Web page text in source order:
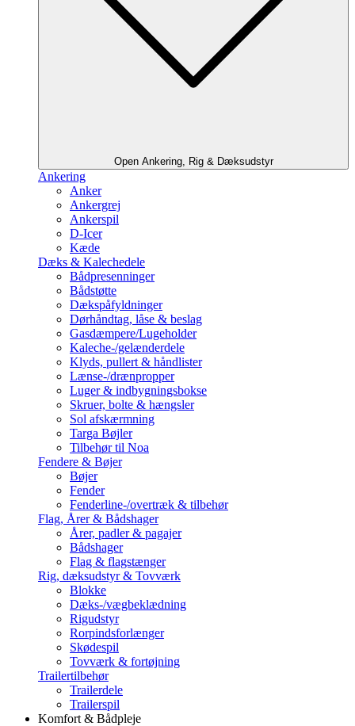
Open Ankering, Rig & Dæksudstyr
Ankering
Anker
Ankergrej
Ankerspil
D-Icer
Kæde
Dæks & Kalechedele
Bådpresenninger
Bådstøtte
Dækspåfyldninger
Dørhåndtag, låse & beslag
Gasdæmpere/Lugeholder
Kaleche-/gelænderdele
Klyds, pullert & håndlister
Lænse-/drænpropper
Luger & indbygningsbokse
Skruer, bolte & hængsler
Sol afskærmning
Targa Bøjler
Tilbehør til Noa
Fendere & Bøjer
Bøjer
Fender
Fenderline-/overtræk & tilbehør
Flag, Årer & Bådshager
Årer, padler & pagajer
Bådshager
Flag & flagstænger
Rig, dæksudstyr & Tovværk
Blokke
Dæks-/vægbeklædning
Rigudstyr
Rorpindsforlænger
Skødespil
Tovværk & fortøjning
Trailertilbehør
Trailerdele
Trailerspil
Komfort & Bådpleje